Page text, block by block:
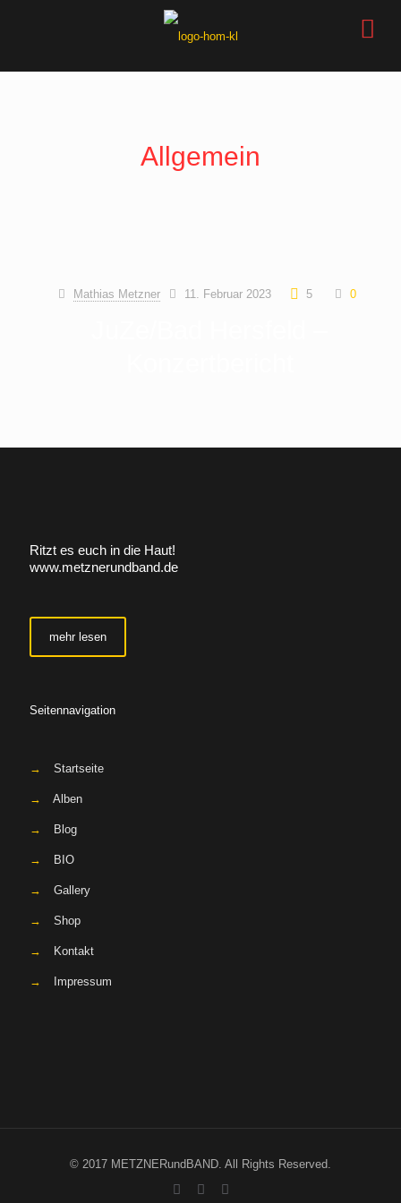
Allgemein
Mathias Metzner 11. Februar 2023 5 0
Ritzt es euch in die Haut!
www.metznerundband.de
mehr lesen
Seitennavigation
→ Startseite
→ Alben
→ Blog
→ BIO
→ Gallery
→ Shop
→ Kontakt
→ Impressum
© 2017 METZNERundBAND. All Rights Reserved.